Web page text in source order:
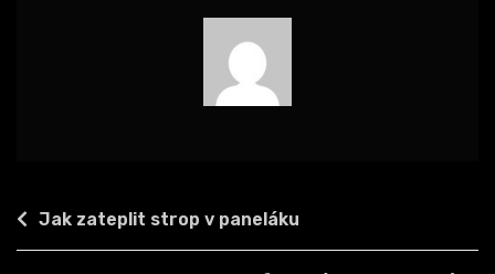
Navigace
pro
Jak zateplit strop v paneláku